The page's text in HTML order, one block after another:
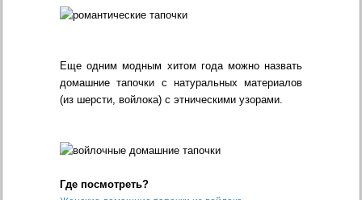
Еще одним модным хитом года можно назвать
домашние тапочки с натуральных материалов
(из шерсти, войлока) с этническими узорами.
Где посмотреть?